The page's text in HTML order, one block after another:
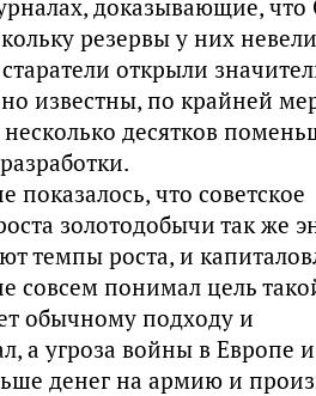
доказывающие, что
резервы у них
открыли
известны, по крайней
десятков
показалось, что советское
золотодобычи так же
темпы роста, и
совсем понимал цель
обычному подходу и
а угроза войны в Европе
денег на армию и